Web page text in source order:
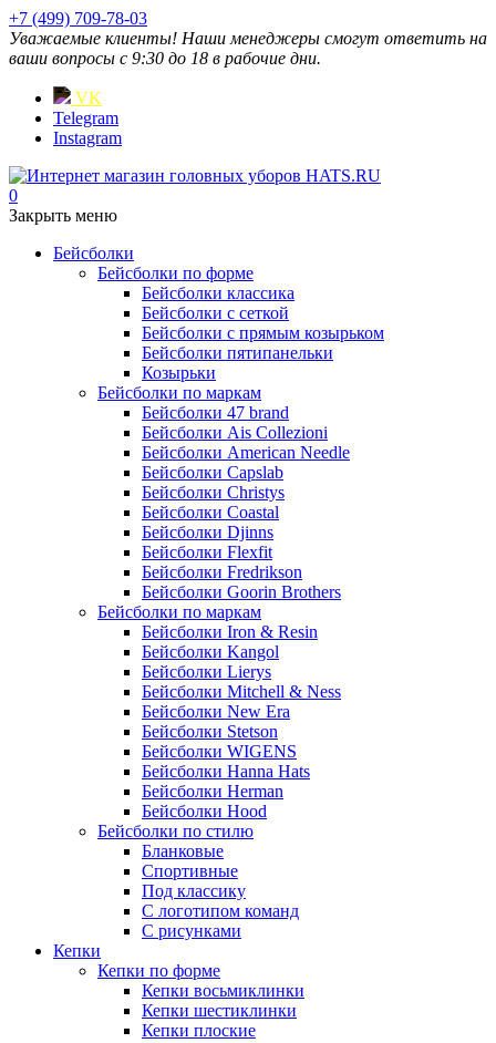
+7 (499) 709-78-03
Уважаемые клиенты! Наши менеджеры смогут ответить на
ваши вопросы с 9:30 до 18 в рабочие дни.
VK
Telegram
Instagram
0
Закрыть меню
Бейсболки
Бейсболки по форме
Бейсболки классика
Бейсболки с сеткой
Бейсболки с прямым козырьком
Бейсболки пятипанельки
Козырьки
Бейсболки по маркам
Бейсболки 47 brand
Бейсболки Ais Collezioni
Бейсболки American Needle
Бейсболки Capslab
Бейсболки Christys
Бейсболки Coastal
Бейсболки Djinns
Бейсболки Flexfit
Бейсболки Fredrikson
Бейсболки Goorin Brothers
Бейсболки по маркам
Бейсболки Iron & Resin
Бейсболки Kangol
Бейсболки Lierys
Бейсболки Mitchell & Ness
Бейсболки New Era
Бейсболки Stetson
Бейсболки WIGENS
Бейсболки Hanna Hats
Бейсболки Herman
Бейсболки Hood
Бейсболки по стилю
Бланковые
Спортивные
Под классику
С логотипом команд
С рисунками
Кепки
Кепки по форме
Кепки восьмиклинки
Кепки шестиклинки
Кепки плоские